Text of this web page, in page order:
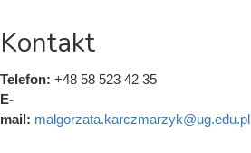
Kontakt
Telefon: +48 58 523 42 35
E-
mail: malgorzata.karczmarzyk@ug.edu.pl